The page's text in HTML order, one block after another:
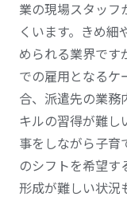
業の現場スタッフ
くいます。きめ細
められる業界です
での雇用となるケ
合、派遣先の業務
キルの習得が難し
事をしながら子育
のシフトを希望す
形成が難しい状況